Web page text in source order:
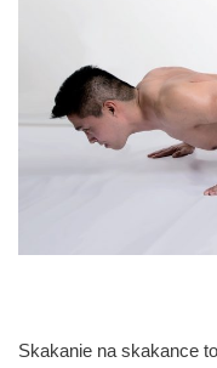
Skakanie na skakance